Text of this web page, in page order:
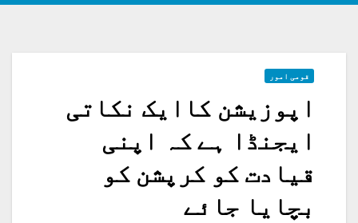
قومی امور
اپوزیشن کاایک نکاتی
ایجنڈا ہے کہ اپنی
قیادت کو کرپشن کو
بچایا جائے